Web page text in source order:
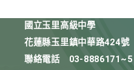
國立玉里高級中學
花蓮縣玉里鎮中華路424號
聯絡電話
03-8886171~5